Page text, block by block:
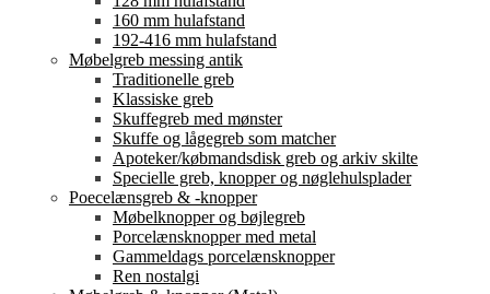
160 mm hulafstand
192-416 mm hulafstand
Møbelgreb messing antik
Traditionelle greb
Klassiske greb
Skuffegreb med mønster
Skuffe og lågegreb som matcher
Apoteker/købmandsdisk greb og arkiv skilte
Specielle greb, knopper og nøglehulsplader
Poecelænsgreb & -knopper
Møbelknopper og bøjlegreb
Porcelænsknopper med metal
Gammeldags porcelænsknopper
Ren nostalgi